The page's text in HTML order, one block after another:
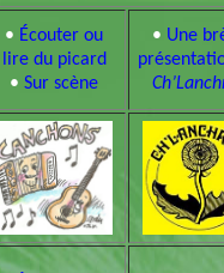
• Écouter ou
lire du picard
• Sur scène
• Une